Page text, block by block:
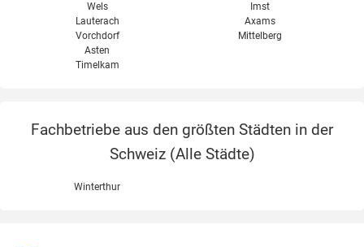
Wels
Imst
Lauterach
Vorchdorf
Asten
Timelkam
Axams
Mittelberg
Fachbetriebe aus den größten Städten in der
Schweiz (Alle Städte)
Winterthur